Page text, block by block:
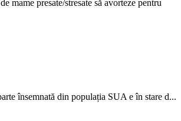
mame presate/stresate să avorteze pentru
însemnată din populația SUA e în stare d...